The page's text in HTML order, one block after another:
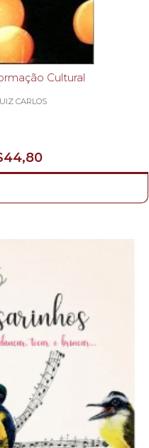
Cultural
CARLOS